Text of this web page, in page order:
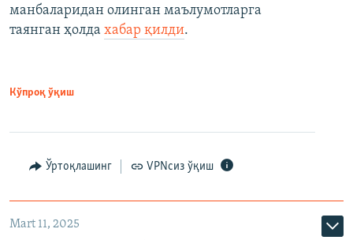
манбаларидан олинган маълумотларга
таянган ҳолда хабар қилди.
Кўпроқ ўқиш
Ўртоқлашинг VPNсиз ўқиш
Mart 11, 2025